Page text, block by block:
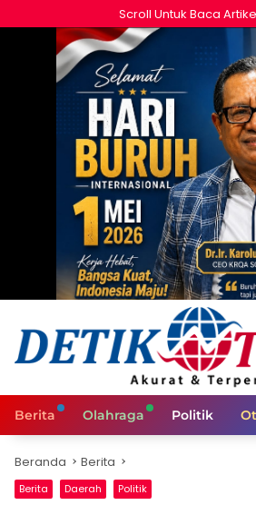
ke
Scroll Untuk Baca
Berita Olahraga Politik
Beranda Berita
Berita Daerah Politik